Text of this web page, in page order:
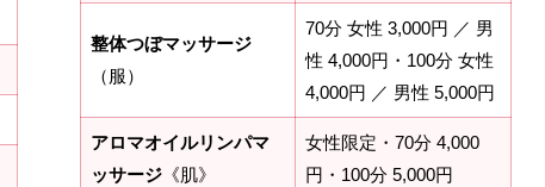
整体つぼマッサージ
（服）
70分 女性 3,000円 ／ 男
性 4,000円・100分 女性
4,000円 ／ 男性 5,000円
アロマオイルリンパマ
ッサージ《肌》
女性限定・70分 4,000
円・100分 5,000円